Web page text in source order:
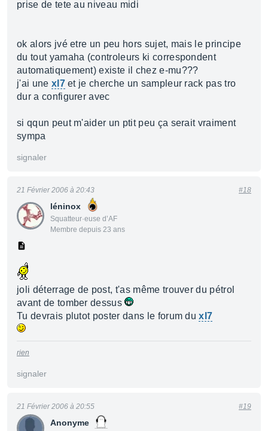
prise de tete au niveau midi
ok alors jvé etre un peu hors sujet, mais le principe
du tout yamaha (controleurs ki correspondent
automatiquement) existe il chez e-mu???
j'ai une xl7et je cherche un sampleur rack pas tro
dur a configurer avec
si qqun peut m'aider un ptit peu ça serait vraiment
sympa
signaler
léninox
Squatteur·euse d’AF
Membre depuis 23 ans
21 Février 2006 à 20:43 #18
joli déterrage de post, t'as même trouver du pétrol
avant de tomber dessus
Tu devrais plutot poster dans le forum duxl7
rien
signaler
Anonyme
21 Février 2006 à 20:55 #19